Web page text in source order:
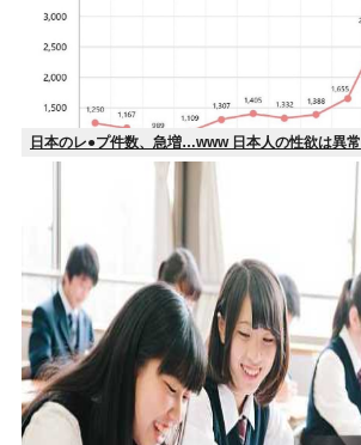
日本のレ●プ件数、急増…www 日本人の性欲は異常